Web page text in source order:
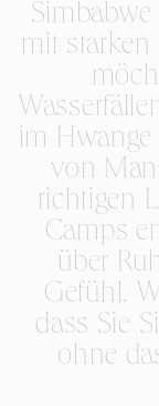
mit
im
von
richtigen
Camps
über
Gefühl.
dass Sie
ohne